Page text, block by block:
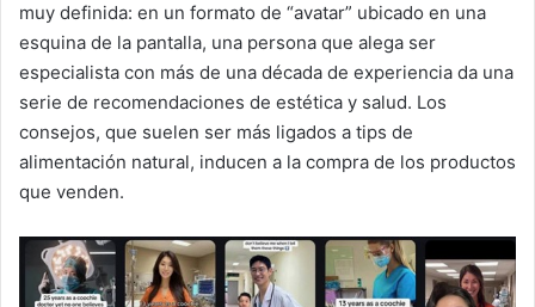
muy definida: en un formato de “avatar” ubicado en una
esquina de la pantalla, una persona que alega ser
especialista con más de una década de experiencia da una
serie de recomendaciones de estética y salud. Los
consejos, que suelen ser más ligados a tips de
alimentación natural, inducen a la compra de los productos
que venden.